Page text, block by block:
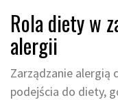
Rola diety w
alergii
Zarządzanie alergią
podejścia do diety,